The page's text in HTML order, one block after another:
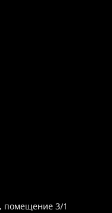
помещение 3/1